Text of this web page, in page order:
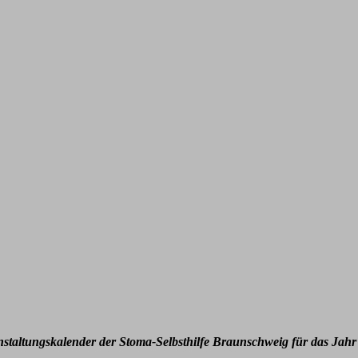
der Stoma-Selbsthilfe Braunschweig für das